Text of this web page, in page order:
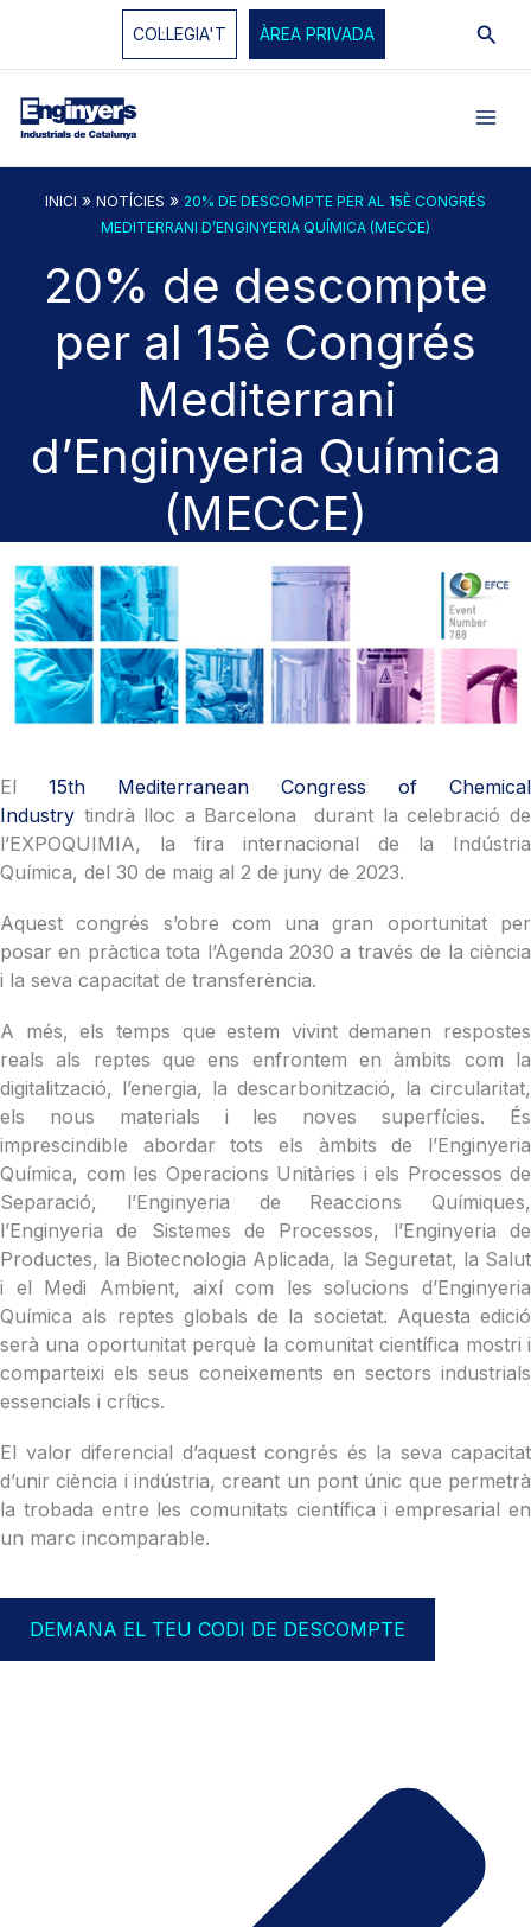
COL·LEGIA'T ÀREA PRIVADA
INICI » NOTÍCIES » 20% DE DESCOMPTE PER AL 15È CONGRÉS
MEDITERRANI D’ENGINYERIA QUÍMICA (MECCE)
20% de descompte
per al 15è Congrés
Mediterrani
d’Enginyeria Química
(MECCE)
El 15th Mediterranean Congress of Chemical
Industry tindrà lloc a Barcelona durant la celebració de
l’EXPOQUIMIA, la fira internacional de la Indústria
Química, del 30 de maig al 2 de juny de 2023.
Aquest congrés s’obre com una gran oportunitat per
posar en pràctica tota l’Agenda 2030 a través de la ciència
i la seva capacitat de transferència.
A més, els temps que estem vivint demanen respostes
reals als reptes que ens enfrontem en àmbits com la
digitalització, l’energia, la descarbonització, la circularitat,
els nous materials i les noves superfícies. És
imprescindible abordar tots els àmbits de l’Enginyeria
Química, com les Operacions Unitàries i els Processos de
Separació, l’Enginyeria de Reaccions Químiques,
l’Enginyeria de Sistemes de Processos, l’Enginyeria de
Productes, la Biotecnologia Aplicada, la Seguretat, la Salut
i el Medi Ambient, així com les solucions d’Enginyeria
Química als reptes globals de la societat. Aquesta edició
serà una oportunitat perquè la comunitat científica mostri i
comparteixi els seus coneixements en sectors industrials
essencials i crítics.
El valor diferencial d’aquest congrés és la seva capacitat
d’unir ciència i indústria, creant un pont únic que permetrà
la trobada entre les comunitats científica i empresarial en
un marc incomparable.
DEMANA EL TEU CODI DE DESCOMPTE